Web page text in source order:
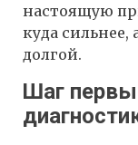
настоящую
куда сильнее,
долгой.
Шаг